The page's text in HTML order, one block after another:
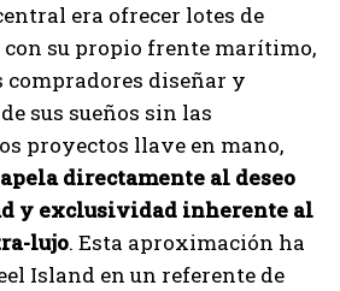
era ofrecer lotes de
con su propio frente marítimo,
diseñar y
sus sueños sin las
proyectos llave en mano,
directamente al deseo
y exclusividad inherente al
lujo. Esta aproximación ha
Island en un referente de